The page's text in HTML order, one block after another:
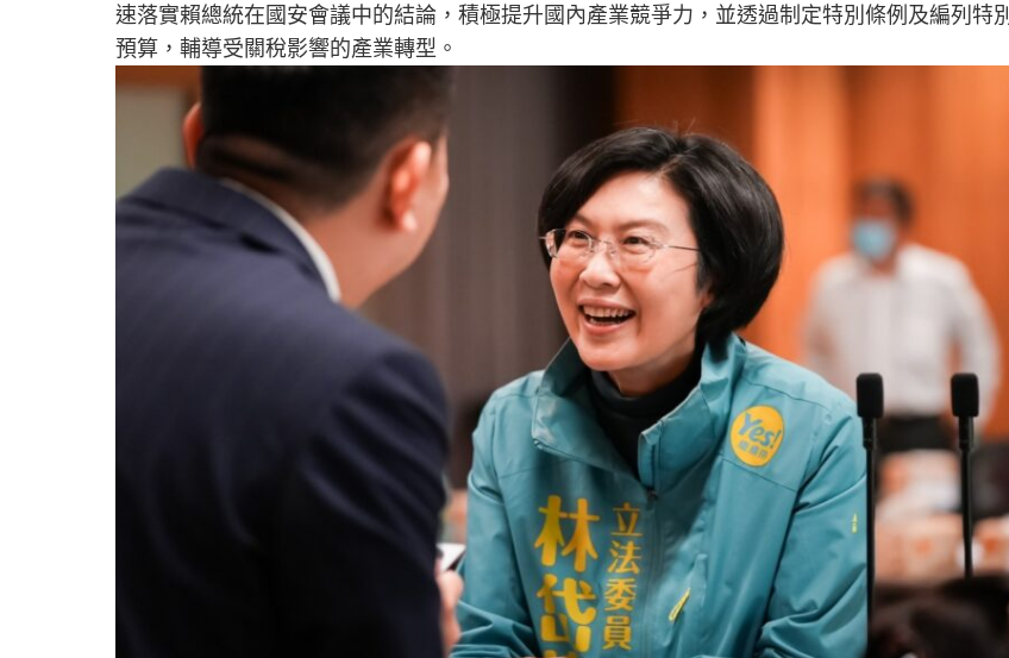
速落實賴總統在國安會議中的結論，積極提升國內產業競爭力，並透過制定特別條例及編列特別
預算，輔導受關稅影響的產業轉型。